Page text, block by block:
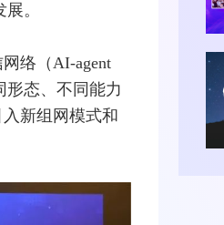
。
络（AI-agent
形态、不同能力
新组网模式和